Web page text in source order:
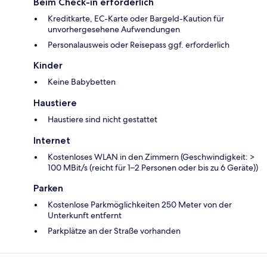
Kreditkarte, EC-Karte oder Bargeld-Kaution für
unvorhergesehene Aufwendungen
Personalausweis oder Reisepass ggf. erforderlich
Kinder
Keine Babybetten
Haustiere
Haustiere sind nicht gestattet
Internet
Kostenloses WLAN in den Zimmern (Geschwindigkeit: >
100 MBit/s (reicht für 1–2 Personen oder bis zu 6 Geräte))
Parken
Kostenlose Parkmöglichkeiten 250 Meter von der
Unterkunft entfernt
Parkplätze an der Straße vorhanden